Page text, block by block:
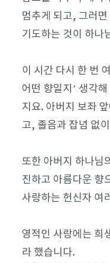
멈추게 되고, 그러
기도하는 것이 하나
이 시간 다시 한 번
어떤 향일지’ 생각
지요. 아버지 보좌
고, 졸음과 잡념 없
또한 아버지 하나님
진하고 아름다운 향
사랑하는 헌신자 여
영적인 사랑에는 희
라 했습니다.